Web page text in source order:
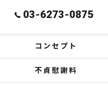
03-6273-0875
コンセプト
不貞慰謝料